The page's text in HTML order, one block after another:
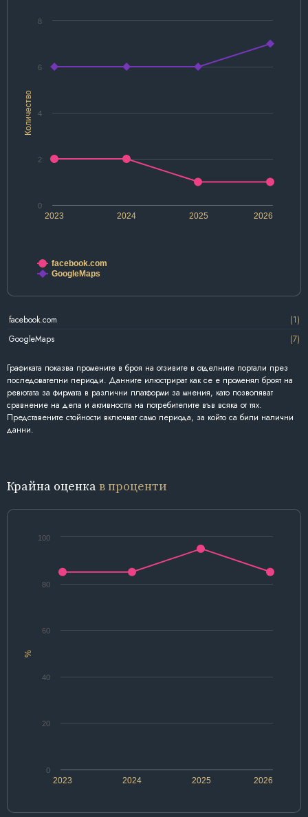
Количество
2024 2026
2023 2025
0
2
4
6
8
facebook.com
GoogleMaps
facebook.com
(1)
GoogleMaps
(7)
Графиката показва промените в броя на отзивите в отделните портали през
последователни периоди. Данните илюстрират как се е променял броят на
ревютата за фирмата в различни платформи за мнения, като позволяват
сравнение на дела и активността на потребителите във всяка от тях.
Представените стойности включват само периода, за който са били налични
данни.
Крайна оценкав проценти
%
2024 2026
2023 2025
0
20
40
60
80
100